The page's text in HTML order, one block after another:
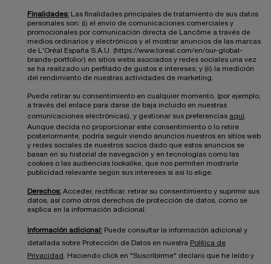
Finalidades: Las finalidades principales de tratamiento de sus datos
personales son: (i) el envío de comunicaciones comerciales y
promocionales por comunicación directa de Lancôme a través de
medios ordinarios y electrónicos y el mostrar anuncios de las marcas
de L'Oréal España S.A.U. (https://www.loreal.com/en/our-global-
brands-portfolio/) en sitios webs asociados y redes sociales una vez
se ha realizado un perfilado de gustos e intereses; y (ii) la medición
del rendimiento de nuestras actividades de marketing.
Puede retirar su consentimiento en cualquier momento, (por ejemplo,
a través del enlace para darse de baja incluido en nuestras
comunicaciones electrónicas), y gestionar sus preferencias aquí.
Aunque decida no proporcionar este consentimiento o lo retire
posteriormente, podría seguir viendo anuncios nuestros en sitios web
y redes sociales de nuestros socios dado que estos anuncios se
basan en su historial de navegación y en tecnologías como las
cookies o las audiencias lookalike, que nos permiten mostrarle
publicidad relevante según sus intereses si así lo elige.
Derechos: Acceder, rectificar, retirar su consentimiento y suprimir sus
datos, así como otros derechos de protección de datos, como se
explica en la información adicional.
Información adicional: Puede consultar la información adicional y
detallada sobre Protección de Datos en nuestra Política de
Privacidad . Haciendo click en "Suscribirme" declaro que he leído y